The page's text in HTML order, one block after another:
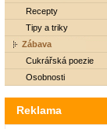
Recepty
Tipy a triky
Zábava
Cukrářská poezie
Osobnosti
Reklama